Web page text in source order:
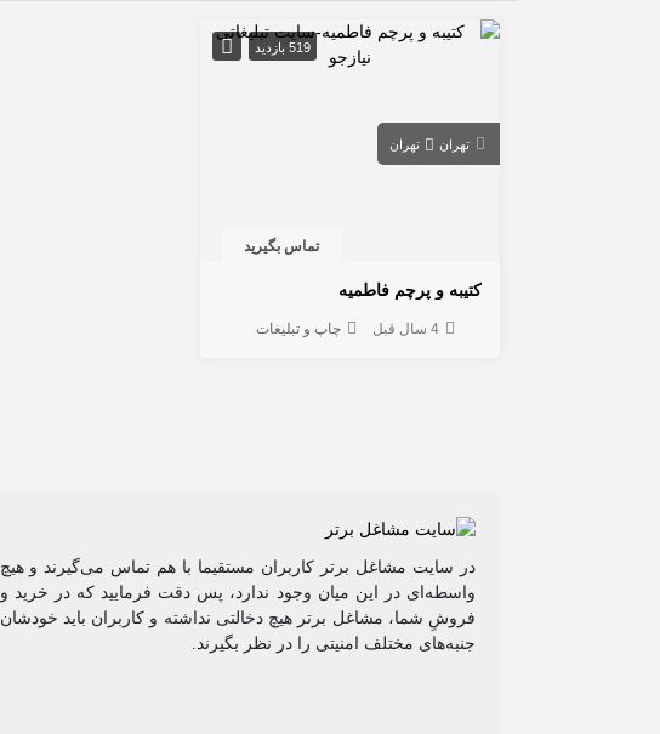
519 بازدید
تهران تهران
تماس بگیرید
کتیبه و پرچم فاطمیه
4 سال قبل چاپ و تبلیغات
در سایت مشاغل برتر کاربران مستقیما با هم تماس می‌گیرند و هیچ
واسطه‌ای در این میان وجود ندارد، پس دقت فرمایید که در خرید و
فروشِ شما، مشاغل برتر هیچ دخالتی نداشته و کاربران باید خودشان
جنبه‌های مختلف امنیتی را در نظر بگیرند.